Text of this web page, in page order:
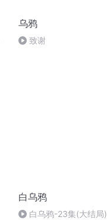
乌鸦
致谢
白乌鸦
白乌鸦-23集(大结局)